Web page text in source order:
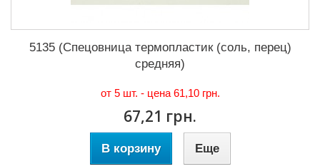
5135 (Спецовница термопластик (соль, перец)
средняя)
от 5 шт. - цена 61,10 грн.
67,21 грн.
В корзину Еще